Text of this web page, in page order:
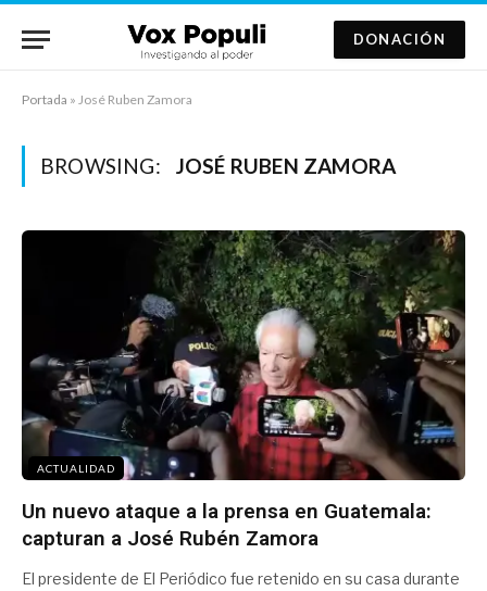
DONACIÓN
Portada » José Ruben Zamora
BROWSING: JOSÉ RUBEN ZAMORA
ACTUALIDAD
Un nuevo ataque a la prensa en Guatemala:
capturan a José Rubén Zamora
El presidente de El Periódico fue retenido en su casa durante